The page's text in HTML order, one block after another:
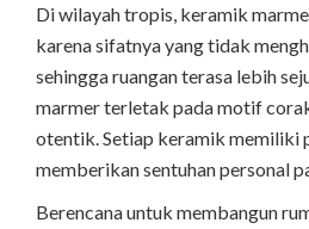
Di wilayah tropis, keramik
karena sifatnya yang tidak
sehingga ruangan terasa lebih
marmer terletak pada motif
otentik. Setiap keramik memiliki
memberikan sentuhan personal
Berencana untuk membangun